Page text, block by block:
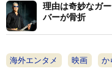
理由は奇妙なガ
バーが骨折
海外エンタメ 映画 か